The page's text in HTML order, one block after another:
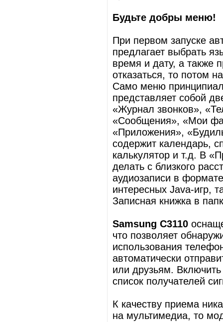
Будьте добры меню!
При первом запуске
предлагает выбрать
время и дату, а также
отказаться, то потом
Само меню
представляет собой
«Журнал звонков»,
«Сообщения», «Мои
«Приложения»,
содержит календарь,
калькулятор и т.д. В
делать с близкого
аудиозаписи в
интересных Java-игр,
Записная книжка в
Samsung C3110
что позволяет
использования
автоматически
или друзьям.
список получателей
К качеству приема
на мультимедиа, то